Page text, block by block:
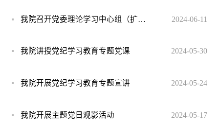
我院召开党委理论学习中心组（扩大）学习暨党纪学习教育读书班 2024-06-11
我院讲授党纪学习教育专题党课 2024-05-30
我院开展党纪学习教育专题宣讲 2024-05-24
我院开展主题党日观影活动 2024-05-17